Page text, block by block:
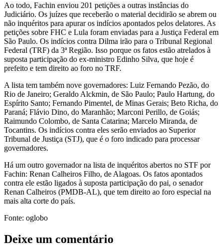
Ao todo, Fachin enviou 201 petições a outras instâncias do
Judiciário. Os juízes que receberão o material decidirão se abrem ou
não inquéritos para apurar os indícios apontados pelos delatores. As
petições sobre FHC e Lula foram enviadas para a Justiça Federal em
São Paulo. Os indícios contra Dilma irão para o Tribunal Regional
Federal (TRF) da 3ª Região. Isso porque os fatos estão atrelados à
suposta participação do ex-ministro Edinho Silva, que hoje é
prefeito e tem direito ao foro no TRF.
A lista tem também nove governadores: Luiz Fernando Pezão, do
Rio de Janeiro; Geraldo Alckmin, de São Paulo; Paulo Hartung, do
Espírito Santo; Fernando Pimentel, de Minas Gerais; Beto Richa, do
Paraná; Flávio Dino, do Maranhão; Marconi Perillo, de Goiás;
Raimundo Colombo, de Santa Catarina; Marcelo Miranda, de
Tocantins. Os indícios contra eles serão enviados ao Superior
Tribunal de Justiça (STJ), que é o foro indicado para processar
governadores.
Há um outro governador na lista de inquéritos abertos no STF por
Fachin: Renan Calheiros Filho, de Alagoas. Os fatos apontados
contra ele estão ligados à suposta participação do pai, o senador
Renan Calheiros (PMDB-AL), que tem direito ao foro especial na
mais alta corte do país.
Fonte: oglobo
Deixe um comentário